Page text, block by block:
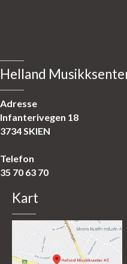
Helland
Adresse
Infanterivegen 18
3734 SKIEN
Telefon
35 70 63 70
Kart